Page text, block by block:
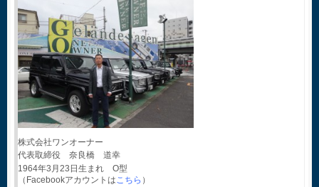
株式会社ワンオーナー
代表取締役 奈良橋 道幸
1964年3月23日生まれ O型
（Facebookアカウントは こちら ）